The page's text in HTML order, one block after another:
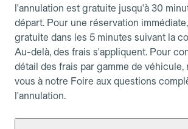
l'annulation est gratuite jusqu'à 30
départ. Pour une réservation
gratuite dans les 5 minutes suivant la
Au-delà, des frais s'appliquent. Pour
détail des frais par gamme de véhicule,
vous à notre Foire aux questions
l'annulation.